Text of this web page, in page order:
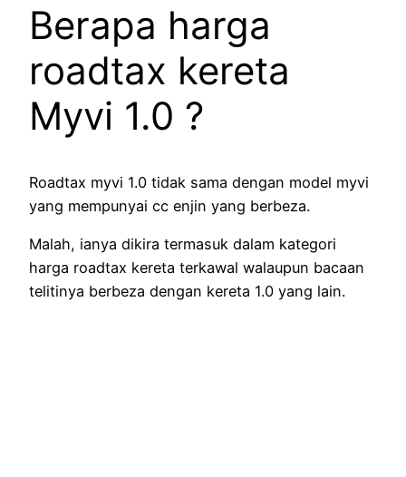
Berapa harga
roadtax kereta
Myvi 1.0 ?
Roadtax myvi 1.0 tidak sama dengan model myvi
yang mempunyai cc enjin yang berbeza.
Malah, ianya dikira termasuk dalam kategori
harga roadtax kereta terkawal walaupun bacaan
telitinya berbeza dengan kereta 1.0 yang lain.